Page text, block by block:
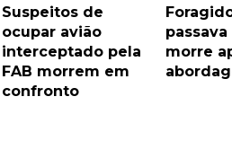
Suspeitos de
ocupar avião
interceptado pela
FAB morrem em
confronto
morre